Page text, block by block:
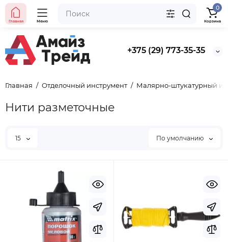
+375 (29) 773-35-35
Главная Меню
0
Корзина
Главная Отделочный инструмент Малярно-штукатурный
Нити разметочные
15 По умолчанию